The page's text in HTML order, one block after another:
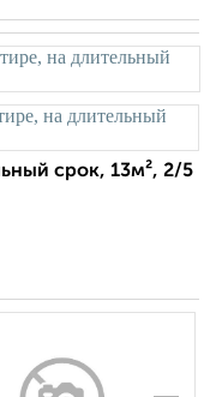
срок, 13м², 2/5